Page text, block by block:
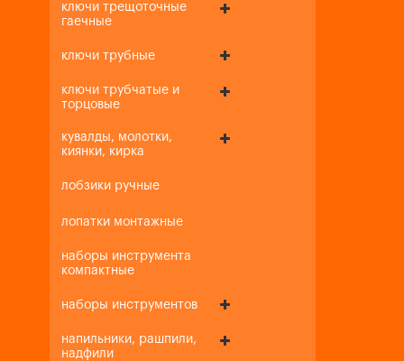
ключи трещоточные
гаечные
ключи трубные
ключи трубчатые и
торцовые
кувалды, молотки,
киянки, кирка
лобзики ручные
лопатки монтажные
наборы инструмента
компактные
наборы инструментов
напильники, рашпили,
надфили